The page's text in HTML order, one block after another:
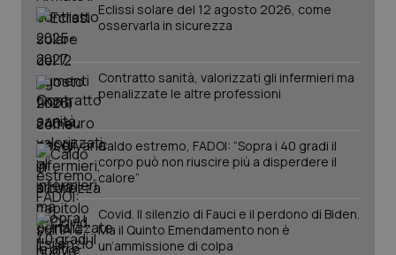
Eclissi solare del 12 agosto 2026, come
osservarla in sicurezza
Contratto sanità, valorizzati gli infermieri ma
penalizzate le altre professioni
Caldo estremo, FADOI: “Sopra i 40 gradi il
corpo può non riuscire più a disperdere il
calore”
Covid. Il silenzio di Fauci e il perdono di Biden.
Ma il Quinto Emendamento non è
un’ammissione di colpa